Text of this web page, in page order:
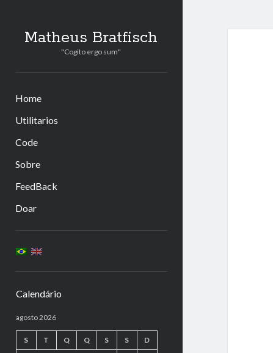
Matheus Bratfisch
"Cogito ergo sum"
Home
Utilitarios
Code
Sobre
FeedBack
Doar
Lateral
Calendário
agosto 2026
S T Q Q S S D